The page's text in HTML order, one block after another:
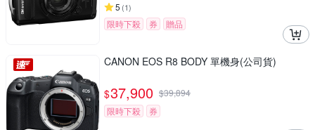
5 (1)
限時下殺 券 贈品
CANON EOS R8 BODY 單機身(公司貨)
$37,900 $39,894
限時下殺
券